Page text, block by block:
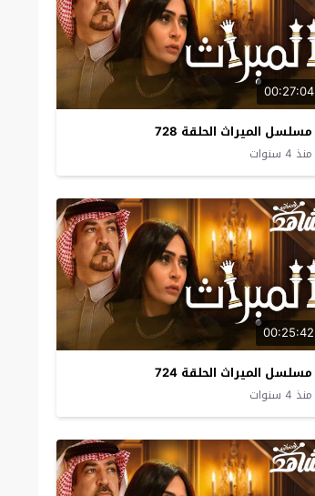
00:27:04
مسلسل الميراث الحلقة 728
منذ 4 سنوات
00:25:42
مسلسل الميراث الحلقة 724
منذ 4 سنوات